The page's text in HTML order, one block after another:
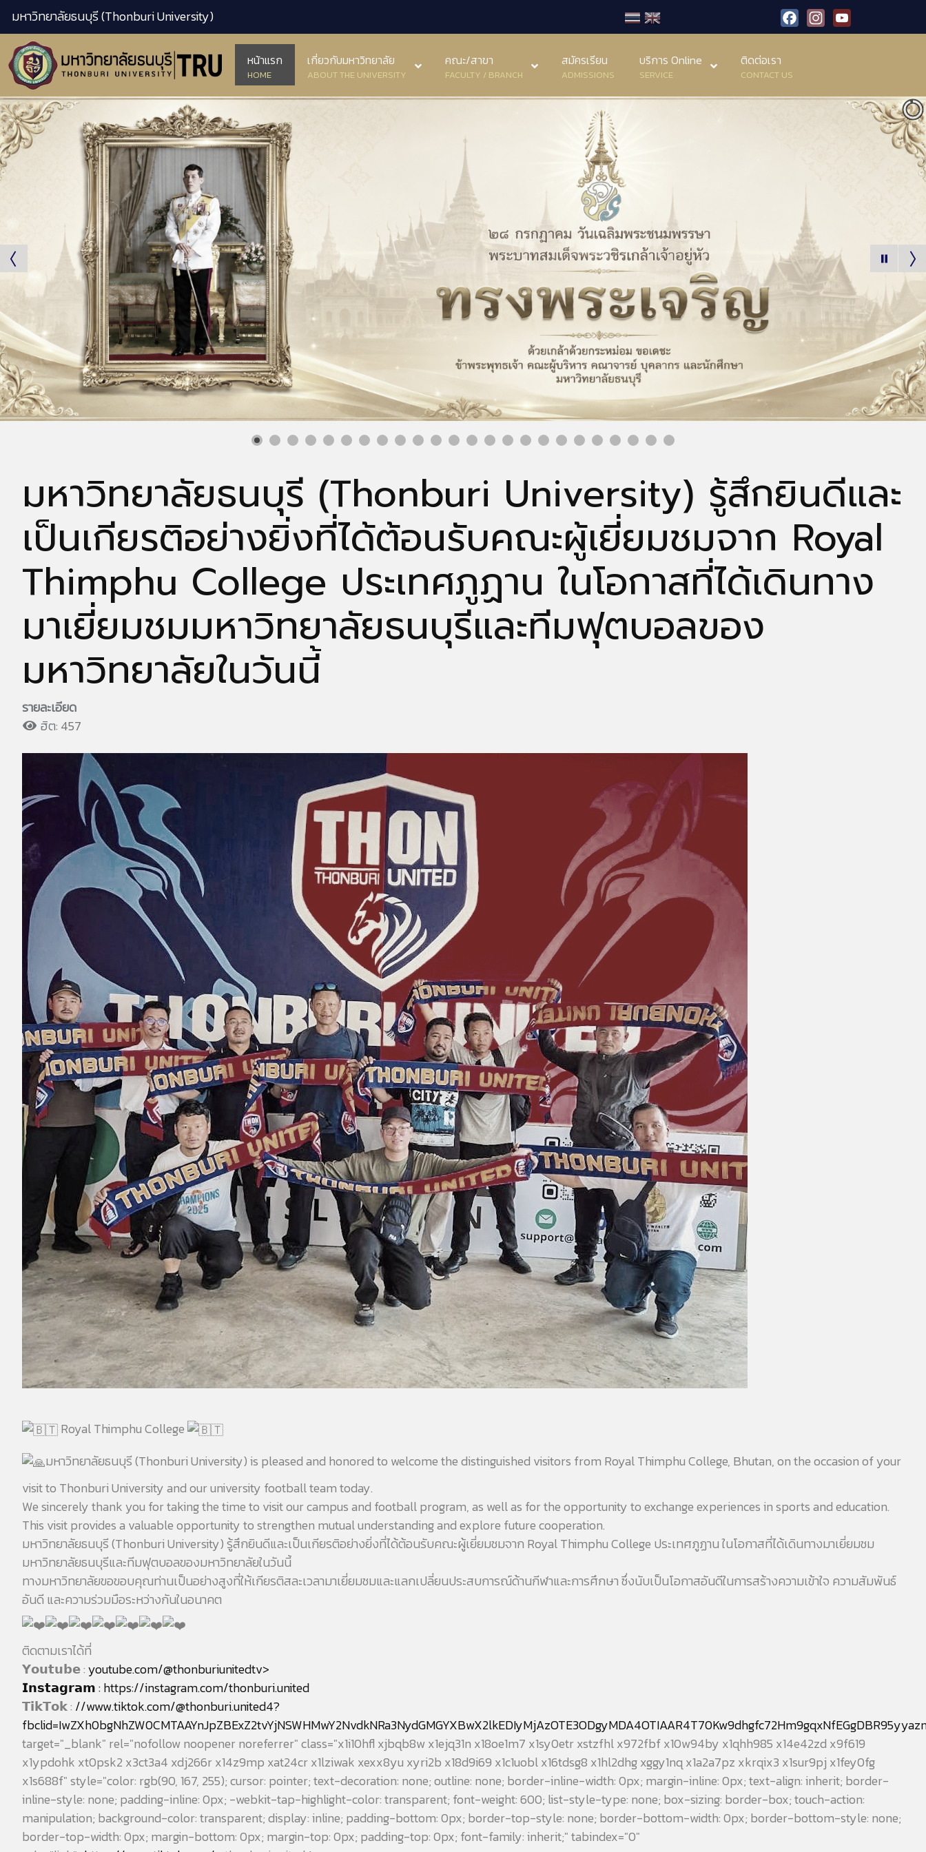
มหาวิทยาลัยธนบุรี (Thonburi University)
FacebookInstagramYouTube
หน้าแรก
HOME
เกี่ยวกับมหาวิทยาลัย
ABOUT THE UNIVERSITY
คณะ/สาขา
FACULTY / BRANCH
สมัครเรียน
ADMISSIONS
บริการ Online
SERVICE
ติดต่อเรา
CONTACT US
มหาวิทยาลัยธนบุรี (Thonburi University) รู้สึกยินดีและ
เป็นเกียรติอย่างยิ่งที่ได้ต้อนรับคณะผู้เยี่ยมชมจาก Royal
Thimphu College ประเทศภูฏาน ในโอกาสที่ได้เดินทาง
มาเยี่ยมชมมหาวิทยาลัยธนบุรีและทีมฟุตบอลของ
มหาวิทยาลัยในวันนี้
รายละเอียด
ฮิต: 457
Royal Thimphu College
มหาวิทยาลัยธนบุรี (Thonburi University) is pleased and honored to welcome the distinguished visitors from Royal Thimphu College, Bhutan, on the occasion of your
visit to Thonburi University and our university football team today.
We sincerely thank you for taking the time to visit our campus and football program, as well as for the opportunity to exchange experiences in sports and education.
This visit provides a valuable opportunity to strengthen mutual understanding and explore future cooperation.
มหาวิทยาลัยธนบุรี (Thonburi University) รู้สึกยินดีและเป็นเกียรติอย่างยิ่งที่ได้ต้อนรับคณะผู้เยี่ยมชมจาก Royal Thimphu College ประเทศภูฏาน ในโอกาสที่ได้เดินทางมาเยี่ยมชม
มหาวิทยาลัยธนบุรีและทีมฟุตบอลของมหาวิทยาลัยในวันนี้
ทางมหาวิทยาลัยขอขอบคุณท่านเป็นอย่างสูงที่ให้เกียรติสละเวลามาเยี่ยมชมและแลกเปลี่ยนประสบการณ์ด้านกีฬาและการศึกษา ซึ่งนับเป็นโอกาสอันดีในการสร้างความเข้าใจ ความสัมพันธ์
อันดี และความร่วมมือระหว่างกันในอนาคต
ติดตามเราได้ที่
𝗬𝗼𝘂𝘁𝘂𝗯𝗲 :youtube.com/@thonburiunitedtv>
𝗜𝗻𝘀𝘁𝗮𝗴𝗿𝗮𝗺 :https://instagram.com/thonburi.united
𝗧𝗶𝗸𝗧𝗼𝗸 : //www.tiktok.com/@thonburi.united4?
target="_blank" rel="nofollow noopener noreferrer" class="x1i10hfl xjbqb8w x1ejq31n x18oe1m7 x1sy0etr xstzfhl x972fbf x10w94by x1qhh985 x14e42zd x9f619
x1ypdohk xt0psk2 x3ct3a4 xdj266r x14z9mp xat24cr x1lziwak xexx8yu xyri2b x18d9i69 x1c1uobl x16tdsg8 x1hl2dhg xggy1nq x1a2a7pz xkrqix3 x1sur9pj x1fey0fg
x1s688f" style="color: rgb(90, 167, 255); cursor: pointer; text-decoration: none; outline: none; border-inline-width: 0px; margin-inline: 0px; text-align: inherit; border-
inline-style: none; padding-inline: 0px; -webkit-tap-highlight-color: transparent; font-weight: 600; list-style-type: none; box-sizing: border-box; touch-action:
manipulation; background-color: transparent; display: inline; padding-bottom: 0px; border-top-style: none; border-bottom-width: 0px; border-bottom-style: none;
border-top-width: 0px; margin-bottom: 0px; margin-top: 0px; padding-top: 0px; font-family: inherit;" tabindex="0"